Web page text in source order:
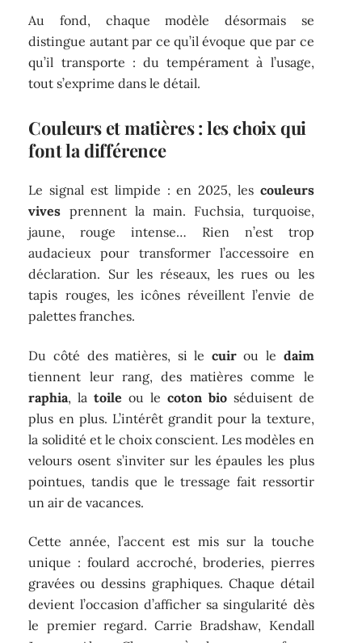
Au fond, chaque modèle désormais se
distingue autant par ce qu’il évoque que par ce
qu’il transporte : du tempérament à l’usage,
tout s’exprime dans le détail.
Couleurs et matières : les choix qui
font la différence
Le signal est limpide : en 2025, les couleurs
vives prennent la main. Fuchsia, turquoise,
jaune, rouge intense… Rien n’est trop
audacieux pour transformer l’accessoire en
déclaration. Sur les réseaux, les rues ou les
tapis rouges, les icônes réveillent l’envie de
palettes franches.
Du côté des matières, si le cuirou le daim
tiennent leur rang, des matières comme le
raphia, latoile ou le coton bioséduisent de
plus en plus. L’intérêt grandit pour la texture,
la solidité et le choix conscient. Les modèles en
velours osent s’inviter sur les épaules les plus
pointues, tandis que le tressage fait ressortir
un air de vacances.
Cette année, l’accent est mis sur la touche
unique : foulard accroché, broderies, pierres
gravées ou dessins graphiques. Chaque détail
devient l’occasion d’afficher sa singularité dès
le premier regard. Carrie Bradshaw, Kendall